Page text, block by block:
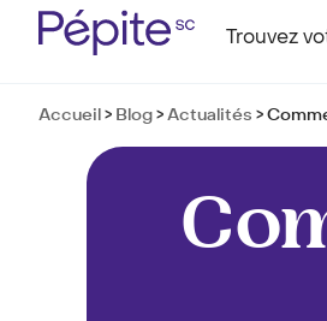
Trouvez
Accueil> Blog>Actualités >